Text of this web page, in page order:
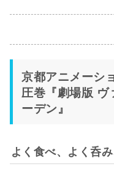
京都アニメーシ
圧巻『劇場版
ーデン』
よく食べ、よく呑